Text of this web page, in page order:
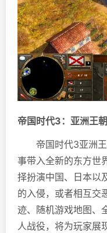
帝国时代3：亚洲王
帝国时代3亚洲王
事带入全新的东方世
择扮演中国、日本以
的入侵，或者相互交
迹、随机游戏地图、
人战役，将为玩家展